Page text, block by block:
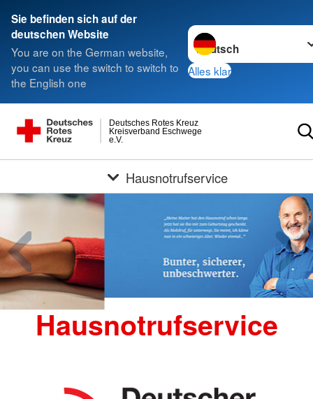
Sie befinden sich auf der
deutschen Website
You are on the German website,
you can use the switch to switch to
the English one
Sprache wechseln zu
Alles klar
e.V.
Kreisverband Eschwege
Deutsches Rotes Kreuz
Hausnotrufservice
Agentur Vatter + Vatter
Hausnotrufservice